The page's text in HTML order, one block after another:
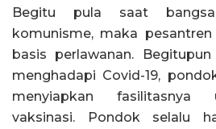
Begitu pula saat
komunisme, maka
basis perlawanan.
menghadapi Covid-19,
menyiapkan fasilitasnya
vaksinasi. Pondok selalu